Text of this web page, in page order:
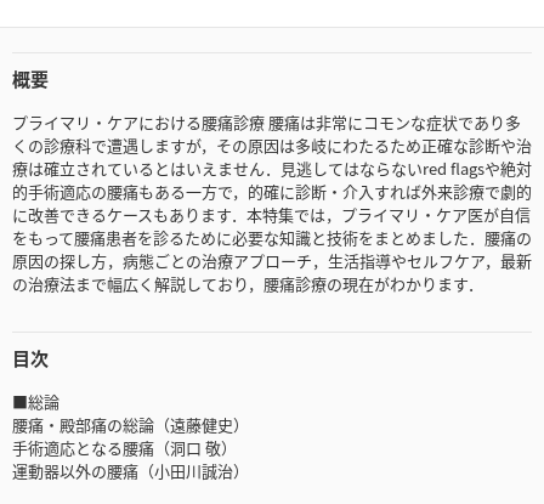
概要
プライマリ・ケアにおける腰痛診療 腰痛は非常にコモンな症状であり多
くの診療科で遭遇しますが，その原因は多岐にわたるため正確な診断や治
療は確立されているとはいえません．見逃してはならないred flagsや絶対
的手術適応の腰痛もある一方で，的確に診断・介入すれば外来診療で劇的
に改善できるケースもあります．本特集では，プライマリ・ケア医が自信
をもって腰痛患者を診るために必要な知識と技術をまとめました．腰痛の
原因の探し方，病態ごとの治療アプローチ，生活指導やセルフケア，最新
の治療法まで幅広く解説しており，腰痛診療の現在がわかります．
目次
■総論
腰痛・殿部痛の総論（遠藤健史）
手術適応となる腰痛（洞口 敬）
運動器以外の腰痛（小田川誠治）